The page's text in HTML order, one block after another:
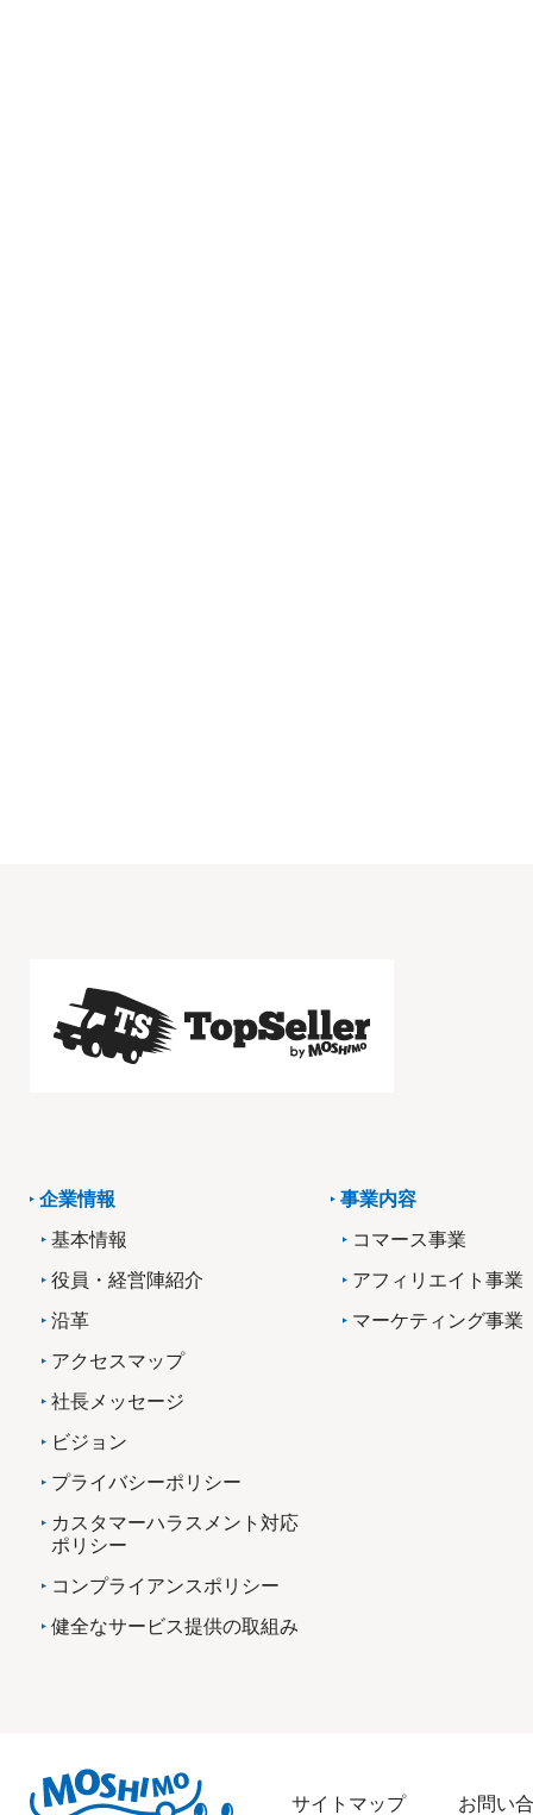
企業情報
基本情報
役員・経営陣紹介
沿革
アクセスマップ
社長メッセージ
ビジョン
プライバシーポリシー
カスタマーハラスメント対応
ポリシー
コンプライアンスポリシー
健全なサービス提供の取組み
事業内容
コマース事業
アフィリエイト事業
マーケティング事業
サイトマップ お問い